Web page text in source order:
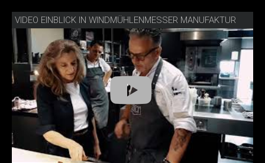
VIDEO EINBLICK IN WINDMÜHLENMESSER MANUFAKTUR